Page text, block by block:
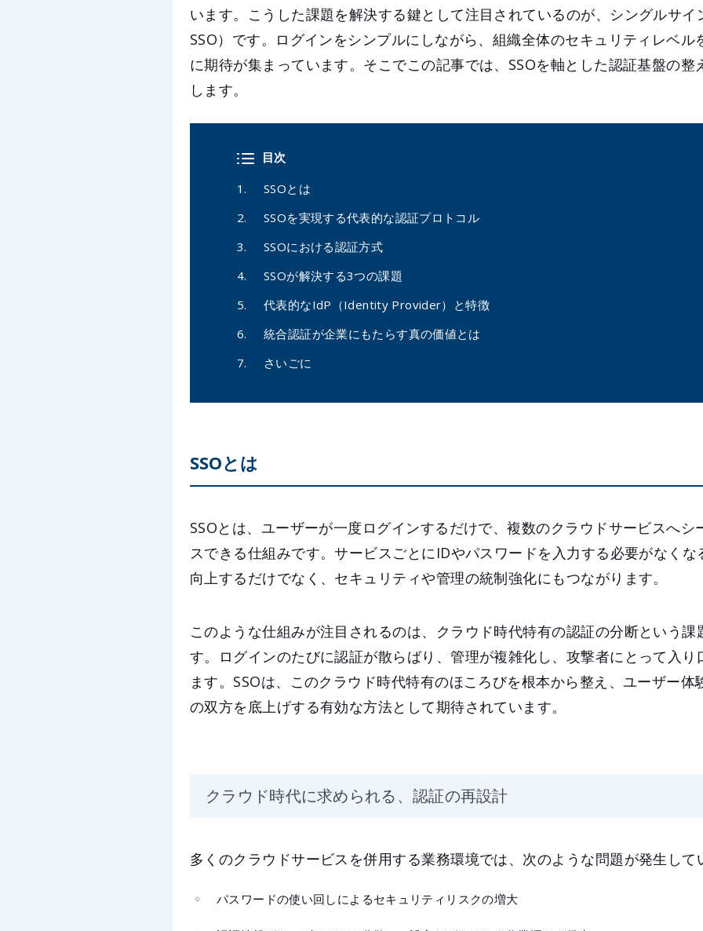
います。こうした課題を解決する鍵として注目されているのが、シングルサイ
SSO）です。ログインをシンプルにしながら、組織全体のセキュリティレベル
に期待が集まっています。そこでこの記事では、SSOを軸とした認証基盤の整
します。
目次
SSOとは
SSOを実現する代表的な認証プロトコル
SSOにおける認証方式
SSOが解決する3つの課題
代表的なIdP（Identity Provider）と特徴
統合認証が企業にもたらす真の価値とは
さいごに
SSOとは
SSOとは、ユーザーが一度ログインするだけで、複数のクラウドサービスへシ
スできる仕組みです。サービスごとにIDやパスワードを入力する必要がなくな
向上するだけでなく、セキュリティや管理の統制強化にもつながります。
このような仕組みが注目されるのは、クラウド時代特有の認証の分断という課
す。ログインのたびに認証が散らばり、管理が複雑化し、攻撃者にとって入り
ます。SSOは、このクラウド時代特有のほころびを根本から整え、ユーザー体
の双方を底上げする有効な方法として期待されています。
クラウド時代に求められる、認証の再設計
多くのクラウドサービスを併用する業務環境では、次のような問題が発生して
パスワードの使い回しによるセキュリティリスクの増大